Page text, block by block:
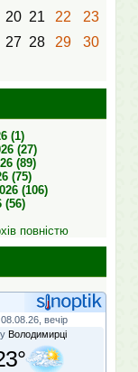
20 21 22
23
27 28 29
30
(1)
(27)
(89)
(75)
(106)
(56)
повністю
вечір
Володимирці